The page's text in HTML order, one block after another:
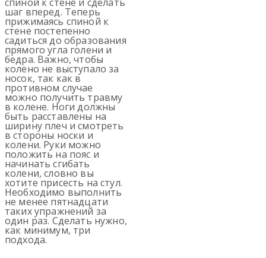
шаг вперед. Теперь
прижимаясь спиной к
стене постепенно
садиться до образования
прямого угла голени и
бедра. Важно, чтобы
колено не выступало за
носок, так как в
противном случае
можно получить травму
в колене. Ноги должны
быть расставлены на
ширину плеч и смотреть
в стороны носки и
колени. Руки можно
положить на пояс и
начинать сгибать
колени, словно вы
хотите присесть на стул.
Необходимо выполнить
не менее пятнадцати
таких упражнений за
один раз. Сделать нужно,
как минимум, три
подхода.